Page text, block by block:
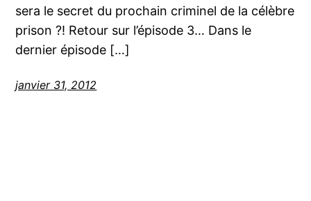
sera le secret du prochain criminel de la célèbre
prison ?! Retour sur l’épisode 3… Dans le
dernier épisode […]
janvier 31, 2012